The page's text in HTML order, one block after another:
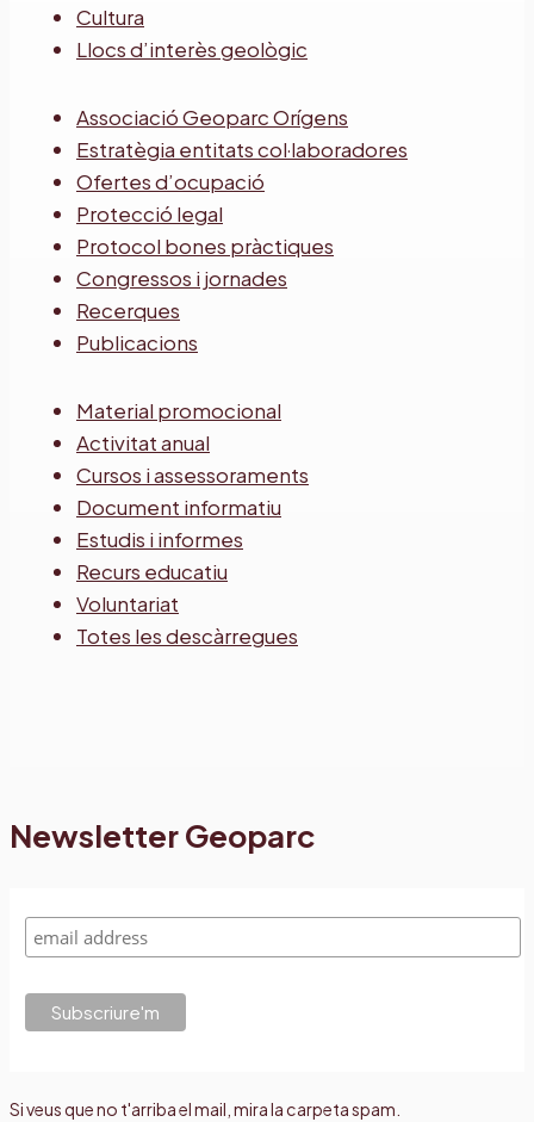
Cultura
Llocs d’interès geològic
Associació Geoparc Orígens
Estratègia entitats col·laboradores
Ofertes d’ocupació
Protecció legal
Protocol bones pràctiques
Congressos i jornades
Recerques
Publicacions
Material promocional
Activitat anual
Cursos i assessoraments
Document informatiu
Estudis i informes
Recurs educatiu
Voluntariat
Totes les descàrregues
Newsletter Geoparc
Si veus que no t'arriba el mail, mira la carpeta spam.